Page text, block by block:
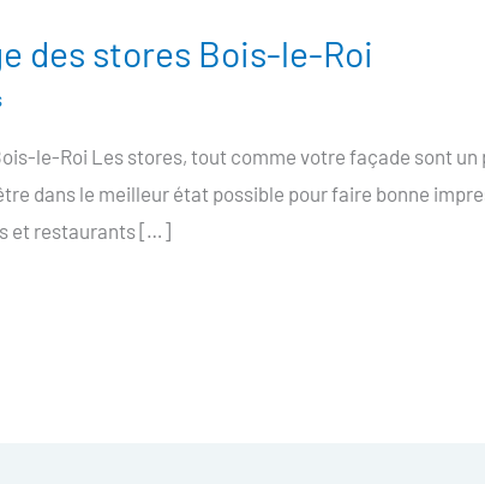
des stores Bois-le-Roi
le-Roi Les stores, tout comme votre façade sont
dans le meilleur état possible pour faire bonne
et restaurants […]